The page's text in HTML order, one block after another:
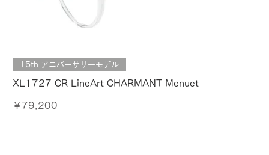
15th アニバーサリーモデル
XL1727 CR LineArt CHARMANT Menuet
価格
￥79,200